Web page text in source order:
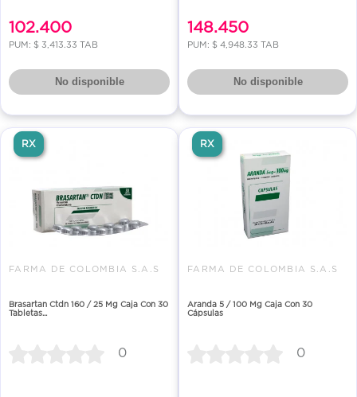
102.400
PUM: $ 3,413.33 TAB
No disponible
148.450
PUM: $ 4,948.33 TAB
No disponible
FARMA DE COLOMBIA S.A.S
Brasartan Ctdn 160 / 25 Mg Caja Con 30
Tabletas...
0
RX
FARMA DE COLOMBIA S.A.S
Aranda 5 / 100 Mg Caja Con 30
Cápsulas
0
RX